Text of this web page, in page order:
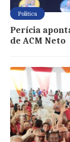
Política
Perícia
de ACM Neto